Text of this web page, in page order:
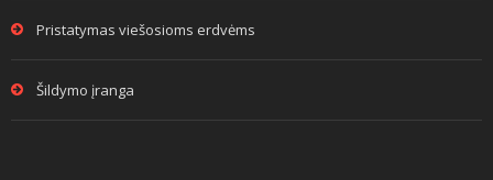
Pristatymas viešosioms erdvėms
Šildymo įranga